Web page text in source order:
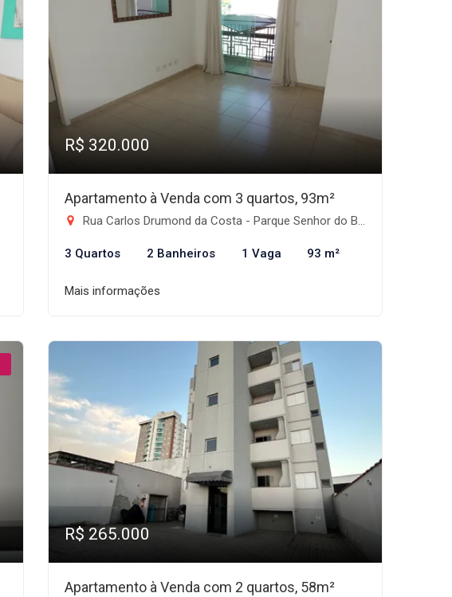
R$ 320.000
Apartamento à Venda com 3 quartos, 93m²
Rua Carlos Drumond da Costa - Parque Senhor do Bonfim, Taubaté-SP
3 Quartos 2 Banheiros 1 Vaga 93 m²
Mais informações
R$ 265.000
Apartamento à Venda com 2 quartos, 58m²